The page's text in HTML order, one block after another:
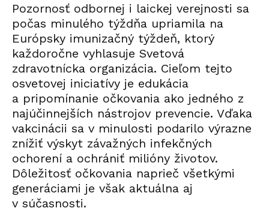
Pozornosť odbornej i laickej verejnosti sa
počas minulého týždňa upriamila na
Európsky imunizačný týždeň, ktorý
každoročne vyhlasuje Svetová
zdravotnícka organizácia. Cieľom tejto
osvetovej iniciatívy je edukácia
a pripomínanie očkovania ako jedného z
najúčinnejších nástrojov prevencie. Vďaka
vakcinácii sa v minulosti podarilo výrazne
znížiť výskyt závažných infekčných
ochorení a ochrániť milióny životov.
Dôležitosť očkovania naprieč všetkými
generáciami je však aktuálna aj
v súčasnosti.